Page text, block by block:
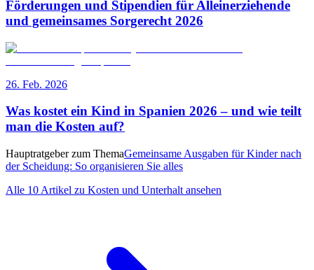
Förderungen und Stipendien für Alleinerziehende
und gemeinsames Sorgerecht 2026
26. Feb. 2026
Was kostet ein Kind in Spanien 2026 – und wie teilt
man die Kosten auf?
Hauptratgeber zum ThemaGemeinsame Ausgaben für Kinder nach
der Scheidung: So organisieren Sie alles
Alle 10 Artikel zu Kosten und Unterhalt ansehen